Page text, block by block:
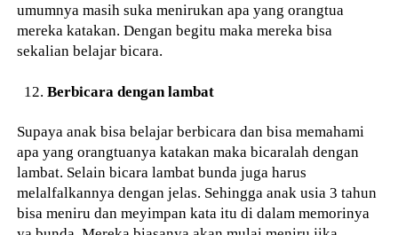
umumnya masih suka menirukan apa yang orangtua
mereka katakan. Dengan begitu maka mereka bisa
sekalian belajar bicara.
Berbicara dengan lambat
Supaya anak bisa belajar berbicara dan bisa memahami
apa yang orangtuanya katakan maka bicaralah dengan
lambat. Selain bicara lambat bunda juga harus
melalfalkannya dengan jelas. Sehingga anak usia 3 tahun
bisa meniru dan meyimpan kata itu di dalam memorinya